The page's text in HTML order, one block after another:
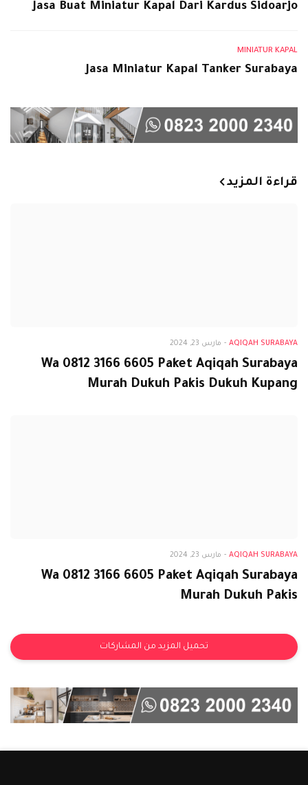
Jasa Buat Miniatur Kapal Dari Kardus Sidoarjo
MINIATUR KAPAL
Jasa Miniatur Kapal Tanker Surabaya
قراءة المزيد
AQIQAH SURABAYA
- مارس 23, 2024
Wa 0812 3166 6605 Paket Aqiqah Surabaya
Murah Dukuh Pakis Dukuh Kupang
AQIQAH SURABAYA
- مارس 23, 2024
Wa 0812 3166 6605 Paket Aqiqah Surabaya
Murah Dukuh Pakis
تحميل المزيد من المشاركات